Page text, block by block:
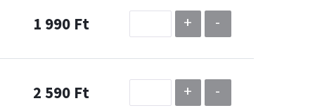
1 990 Ft + -
2 590 Ft + -